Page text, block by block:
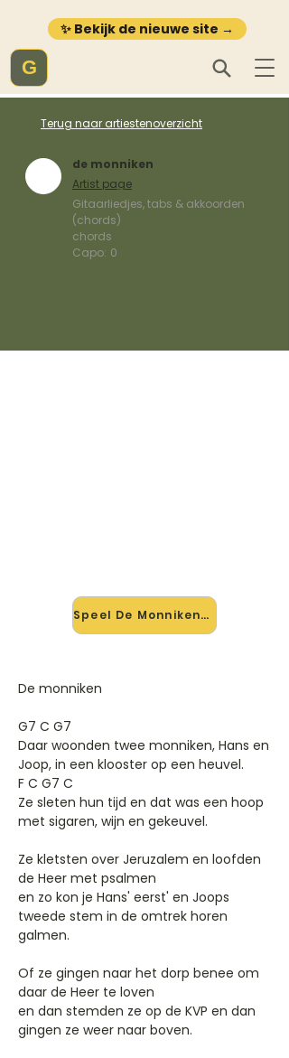
✨ Bekijk de nieuwe site →
G
Terug naar artiestenoverzicht
de monniken
Artist page
Gitaarliedjes, tabs & akkoorden
(chords)
chords
Capo: 0
Speel De Monniken mee →
De monniken
G7 C G7
Daar woonden twee monniken, Hans en
Joop, in een klooster op een heuvel.
F C G7 C
Ze sleten hun tijd en dat was een hoop
met sigaren, wijn en gekeuvel.
Ze kletsten over Jeruzalem en loofden
de Heer met psalmen
en zo kon je Hans' eerst' en Joops
tweede stem in de omtrek horen
galmen.
Of ze gingen naar het dorp benee om
daar de Heer te loven
en dan stemden ze op de KVP en dan
gingen ze weer naar boven.